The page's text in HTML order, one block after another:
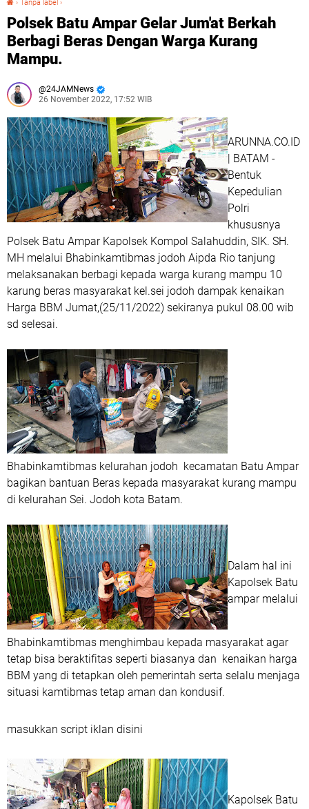
› Tanpa label ›
Polsek Batu Ampar Gelar Jum'at Berkah
Berbagi Beras Dengan Warga Kurang
Mampu.
24JAMNews
26 November 2022, 17:52 WIB
ARUNNA.CO.ID
| BATAM -
Bentuk
Kepedulian
Polri
khususnya
Polsek Batu Ampar Kapolsek Kompol Salahuddin, SIK. SH.
MH melalui Bhabinkamtibmas jodoh Aipda Rio tanjung
melaksanakan berbagi kepada warga kurang mampu 10
karung beras masyarakat kel.sei jodoh dampak kenaikan
Harga BBM Jumat,(25/11/2022) sekiranya pukul 08.00 wib
sd selesai.
Bhabinkamtibmas kelurahan jodoh kecamatan Batu Ampar
bagikan bantuan Beras kepada masyarakat kurang mampu
di kelurahan Sei. Jodoh kota Batam.
Dalam hal ini
Kapolsek Batu
ampar melalui
Bhabinkamtibmas menghimbau kepada masyarakat agar
tetap bisa beraktifitas seperti biasanya dan kenaikan harga
BBM yang di tetapkan oleh pemerintah serta selalu menjaga
situasi kamtibmas tetap aman dan kondusif.
masukkan script iklan disini
Kapolsek Batu